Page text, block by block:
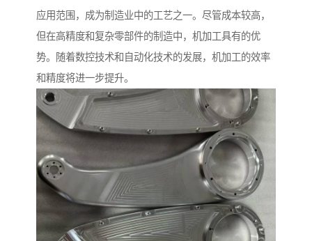
应用范围，成为制造业中的工艺之一。尽管成本较高，
但在高精度和复杂零部件的制造中，机加工具有的优
势。随着数控技术和自动化技术的发展，机加工的效率
和精度将进一步提升。